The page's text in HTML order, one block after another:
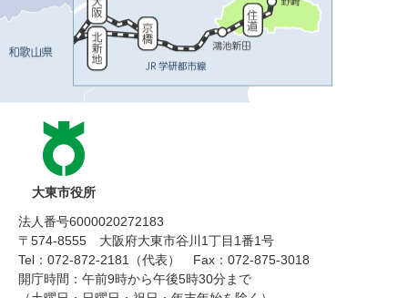
大東市役所
法人番号6000020272183
〒574-8555 大阪府大東市谷川1丁目1番1号
Tel：072-872-2181（代表）
Fax：072-875-3018
開庁時間：午前9時から午後5時30分まで